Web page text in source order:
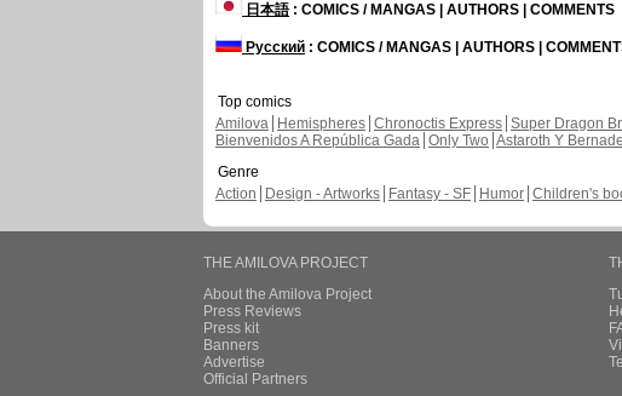
日本語: COMICS / MANGAS | AUTHORS | COMMENTS
Русский : COMICS / MANGAS | AUTHORS |
Top comics
Amilova
Hemispheres Chronoctis Express Super Dragon
Bienvenidos A República Gada Only Two Astaroth Y
Genre
Action
Design - Artworks Fantasy - SF Humor Children's
THE AMILOVA PROJECT
About the Amilova Project
Press Reviews
Press kit
Banners
Advertise
Official Partners